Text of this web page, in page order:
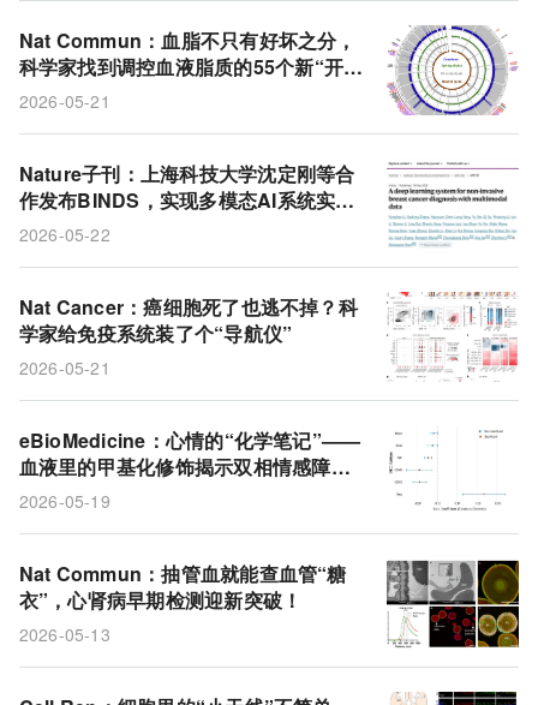
基因组位点
脂质 F-肌动蛋白
表观基因组
双相情感障碍
1型常规树突状细胞
肿瘤抗原
全基因组关联分析
FDFT1基因 凝胶制剂
Nat Commun：血脂不只有好坏之分，
科学家找到调控血液脂质的55个新“开
关”！
2026-05-21
Nature子刊：上海科技大学沈定刚等合
作发布BINDS，实现多模态AI系统实现
乳腺癌无创精准诊断
2026-05-22
Nat Cancer：癌细胞死了也逃不掉？科
学家给免疫系统装了个“导航仪”
2026-05-21
eBioMedicine：心情的“化学笔记”——
血液里的甲基化修饰揭示双相情感障碍
的蛛丝马迹
2026-05-19
Nat Commun：抽管血就能查血管“糖
衣”，心肾病早期检测迎新突破！
2026-05-13